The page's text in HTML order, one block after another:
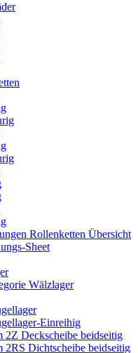
Rollenketten Übersicht
Sheet
Wälzlager
Einreihig
2Z Deckscheibe beidseitig
2RS Dichtscheibe beidseitig